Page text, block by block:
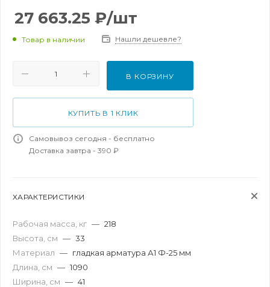
27 663.25 ₽/шт
Товар в наличии Нашли дешевле?
В КОРЗИНУ
КУПИТЬ В 1 КЛИК
Самовывоз сегодня - бесплатно
Доставка завтра - 390 ₽
ХАРАКТЕРИСТИКИ
Рабочая масса, кг — 218
Высота, см — 33
Материал — гладкая арматура А1 Ф-25 мм
Длина, см — 1090
Ширина, см — 41